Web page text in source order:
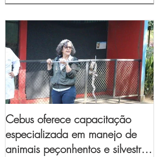
Cebus oferece capacitação
especializada em manejo de
animais peçonhentos e silvestres